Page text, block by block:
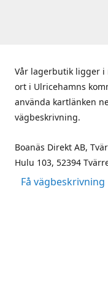
Vår lagerbutik ligger i
ort i Ulricehamns
använda kartlänken
vägbeskrivning.
Boanäs Direkt AB,
Hulu 103, 52394
Få vägbeskrivning